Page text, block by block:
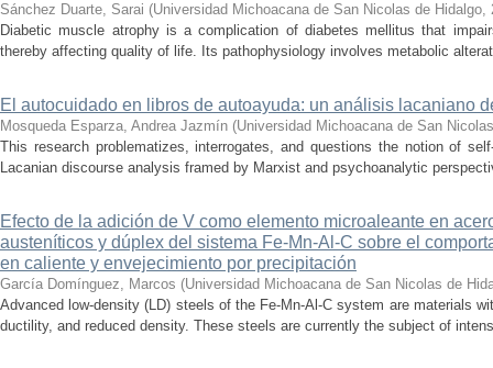
Sánchez Duarte, Sarai (Universidad Michoacana de San Nicolas de Hidalgo,
Diabetic muscle atrophy is a complication of diabetes mellitus that
thereby affecting quality of life. Its pathophysiology involves metabolic
El autocuidado en libros de autoayuda: un análisis lacaniano
Mosqueda Esparza, Andrea Jazmín (Universidad Michoacana de San
This research problematizes, interrogates, and questions the notion of
Lacanian discourse analysis framed by Marxist and psychoanalytic
Efecto de la adición de V como elemento microaleante en
austeníticos y dúplex del sistema Fe-Mn-Al-C sobre el
en caliente y envejecimiento por precipitación
García Domínguez, Marcos (Universidad Michoacana de San Nicolas de
Advanced low-density (LD) steels of the Fe-Mn-Al-C system are materials
ductility, and reduced density. These steels are currently the subject of